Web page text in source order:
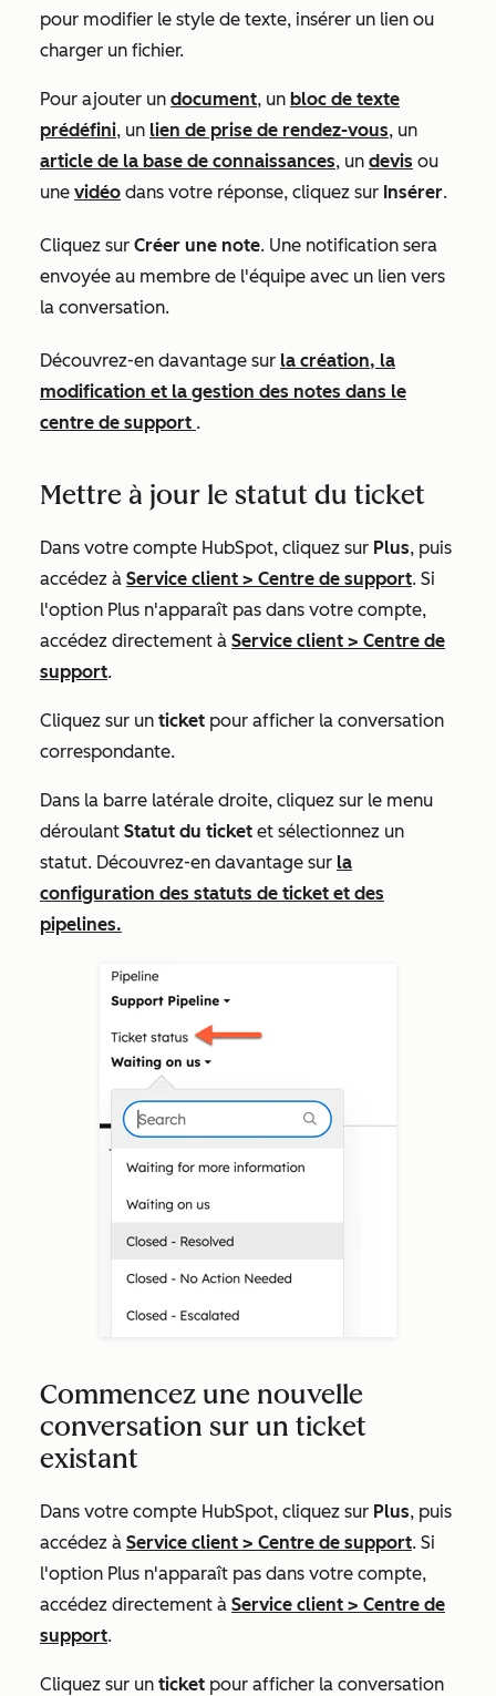
pour modifier le style de texte, insérer un lien ou
charger un fichier.
Pour ajouter un document, un bloc de texte
prédéfini, un lien de prise de rendez-vous, un
article de la base de connaissances, un devis ou
une vidéo dans votre réponse, cliquez sur Insérer.
Cliquez sur Créer une note. Une notification sera
envoyée au membre de l'équipe avec un lien vers
la conversation.
Découvrez-en davantage sur la création, la
modification et la gestion des notes dans le
centre de support .
Mettre à jour le statut du ticket
Dans votre compte HubSpot, cliquez sur Plus, puis
accédez à Service client > Centre de support. Si
l'option Plus n'apparaît pas dans votre compte,
accédez directement à Service client > Centre de
support.
Cliquez sur un ticket pour afficher la conversation
correspondante.
Dans la barre latérale droite, cliquez sur le menu
déroulant Statut du ticket et sélectionnez un
statut. Découvrez-en davantage sur la
configuration des statuts de ticket et des
pipelines.
Commencez une nouvelle
conversation sur un ticket
existant
Dans votre compte HubSpot, cliquez sur Plus, puis
accédez à Service client > Centre de support. Si
l'option Plus n'apparaît pas dans votre compte,
accédez directement à Service client > Centre de
support.
Cliquez sur un ticket pour afficher la conversation